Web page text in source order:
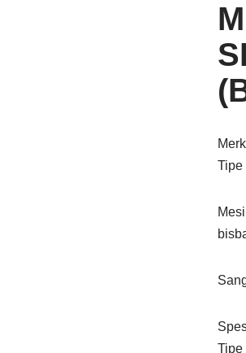
Tipe
Tipe